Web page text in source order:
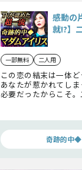
感動の
就!?】
一部無料 二人用
この恋の結末は一体
あなたが惹かれてし
必要だったからこそ
奇跡的中◆